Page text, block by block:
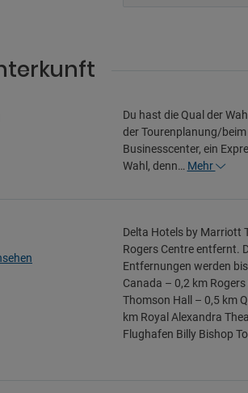
Du hast die Qual der
der Tourenplanung/
Businesscenter, ein
Wahl, denn… Mehr
Delta Hotels by Marriott
Rogers Centre entfernt.
Entfernungen werden
Canada – 0,2 km
Thomson Hall – 0,5 km
km Royal Alexandra
Flughafen Billy Bishop